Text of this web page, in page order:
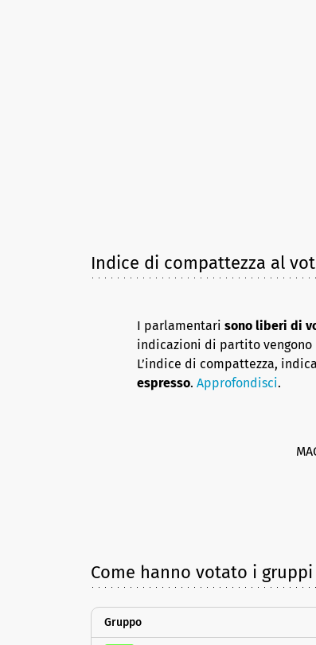
Indice di compattezza al
I parlamentari sono liberi di
indicazioni di partito
L’indice di compattezza,
espresso. Approfondisci.
Come hanno votato i gruppi
Gruppo